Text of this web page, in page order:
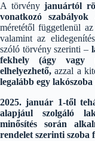
A törvényjanuártól
vonatkozó szabályok
méretétől függetlenül
valamint az
szóló törvény szerinti –
fekhely (ágy vagy
elhelyezhető,azzal a
legalább egy
2025. január 1-től
alapjául szolgáló
minősítés során
rendelet szerinti szoba